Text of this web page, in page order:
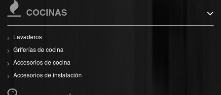
COCINAS
Lavaderos
Griferías de cocina
Accesorios de cocina
Accesorios de instalación